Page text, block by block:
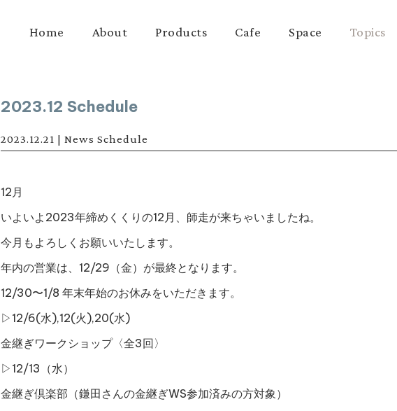
Home About Products Cafe Space Topics
2023.12 Schedule
2023.12.21 | News Schedule
12月
いよいよ2023年締めくくりの12月、師走が来ちゃいましたね。
今月もよろしくお願いいたします。
年内の営業は、12/29（金）が最終となります。
12/30〜1/8 年末年始のお休みをいただきます。
▷12/6(水),12(火),20(水)
金継ぎワークショップ〈全3回〉
▷12/13（水）
金継ぎ倶楽部（鎌田さんの金継ぎWS参加済みの方対象）